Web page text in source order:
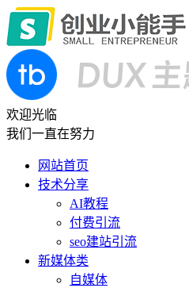
欢迎光临
我们一直在努力
网站首页
技术分享
AI教程
付费引流
seo建站引流
新媒体类
自媒体